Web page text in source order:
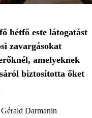
hétfő este látogatást
zavargásokat
amelyeknek
biztosította őket
Darmanin